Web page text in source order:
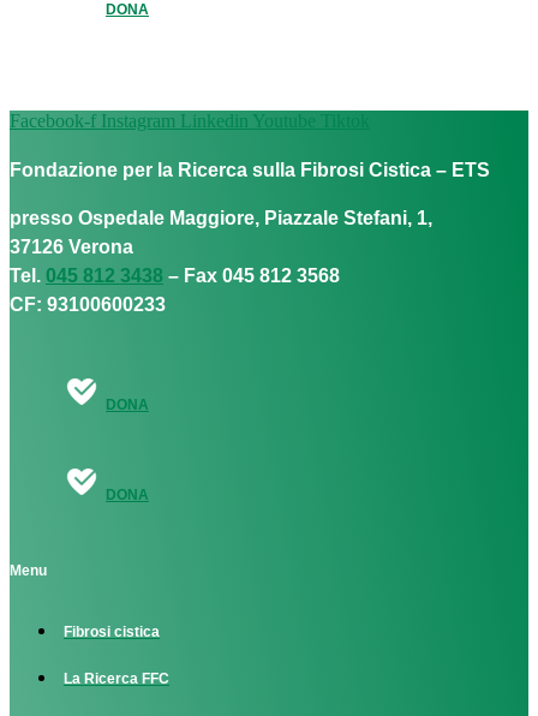
DONA
Facebook-f Instagram Linkedin Youtube Tiktok
Fondazione per la Ricerca sulla Fibrosi Cistica – ETS
presso Ospedale Maggiore, Piazzale Stefani, 1,
37126 Verona
Tel. 045 812 3438 – Fax 045 812 3568
CF: 93100600233
DONA
DONA
Menu
Fibrosi cistica
La Ricerca FFC